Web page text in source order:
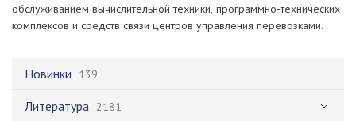
Новинки 139
Литература 2181
обслуживанием вычислительной техники, программно-технических
комплексов и средств связи центров управления перевозками.